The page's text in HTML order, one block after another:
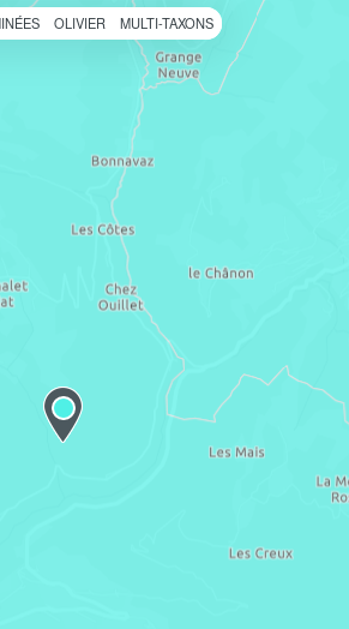
OLIVIER MULTI-TAXONS